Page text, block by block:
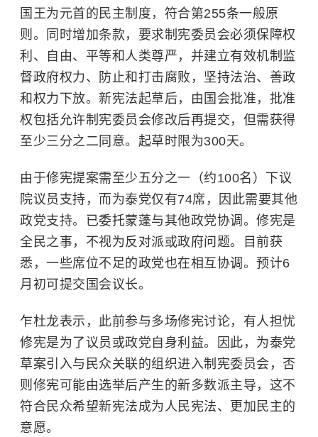
国王为元首的民主制度，符合第255条一般原
则。同时增加条款，要求制宪委员会必须保障权
利、自由、平等和人类尊严，并建立有效机制监
督政府权力、防止和打击腐败，坚持法治、善政
和权力下放。新宪法起草后，由国会批准，批准
权包括允许制宪委员会修改后再提交，但需获得
至少三分之二同意。起草时限为300天。
由于修宪提案需至少五分之一（约100名）下议
院议员支持，而为泰党仅有74席，因此需要其他
政党支持。已委托蒙蓬与其他政党协调。修宪是
全民之事，不视为反对派或政府问题。目前获
悉，一些席位不足的政党也在相互协调。预计6
月初可提交国会议长。
乍杜龙表示，此前参与多场修宪讨论，有人担忧
修宪是为了议员或政党自身利益。因此，为泰党
草案引入与民众关联的组织进入制宪委员会，否
则修宪可能由选举后产生的新多数派主导，这不
符合民众希望新宪法成为人民宪法、更加民主的
意愿。